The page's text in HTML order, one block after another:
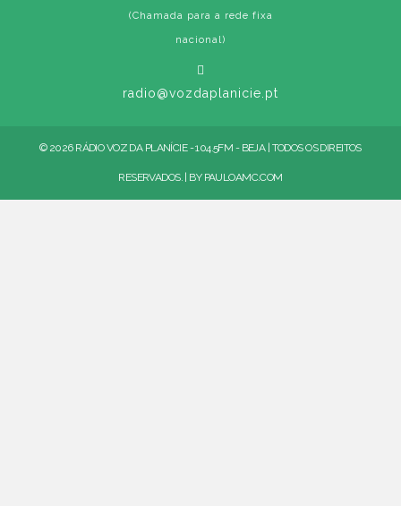
(Chamada para a rede fixa
nacional)
radio@vozdaplanicie.pt
© 2026 RÁDIO VOZ DA PLANÍCIE - 104.5FM - BEJA | TODOS OS DIREITOS
RESERVADOS. | BY PAULOAMC.COM